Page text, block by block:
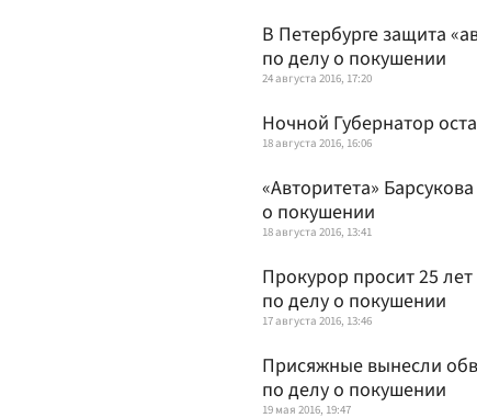
В Петербурге защита
по делу о покушении
24 августа 2016, 17:20
Ночной Губернатор
18 августа 2016, 16:06
«Авторитета»
о покушении
18 августа 2016, 13:41
Прокурор просит 25
по делу о покушении
17 августа 2016, 13:46
Присяжные вынесли
по делу о покушении
19 мая 2016, 19:47